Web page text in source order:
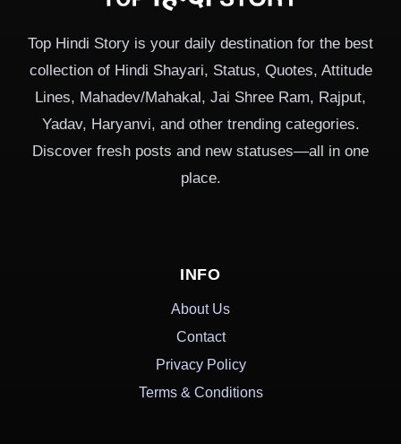
Top Hindi Story is your daily destination for the best
collection of Hindi Shayari, Status, Quotes, Attitude
Lines, Mahadev/Mahakal, Jai Shree Ram, Rajput,
Yadav, Haryanvi, and other trending categories.
Discover fresh posts and new statuses—all in one
place.
INFO
About Us
Contact
Privacy Policy
Terms & Conditions